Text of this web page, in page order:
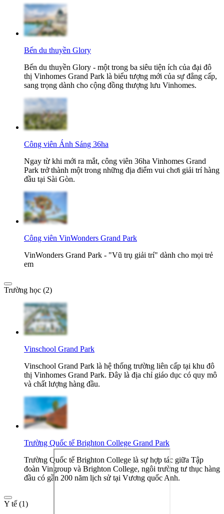
Bến du thuyền Glory
Bến du thuyền Glory - một trong ba siêu tiện ích của đại đô
thị Vinhomes Grand Park là biểu tượng mới của sự đẳng cấp,
sang trọng dành cho cộng đồng thượng lưu Vinhomes.
Công viên Ánh Sáng 36ha
Ngay từ khi mới ra mắt, công viên 36ha Vinhomes Grand
Park trở thành một trong những địa điểm vui chơi giải trí hàng
đầu tại Sài Gòn.
Công viên VinWonders Grand Park
VinWonders Grand Park - "Vũ trụ giải trí" dành cho mọi trẻ
em
Trường học (2)
Vinschool Grand Park
Vinschool Grand Park là hệ thống trường liên cấp tại khu đô
thị Vinhomes Grand Park. Đây là địa chỉ giáo dục có quy mô
và chất lượng hàng đầu.
Trường Quốc tế Brighton College Grand Park
Trường Quốc tế Brighton College là sự hợp tác giữa Tập
đoàn Vingroup và Brighton College, ngôi trường tư thục hàng
đầu có gần 200 năm lịch sử tại Vương quốc Anh.
Y tế (1)